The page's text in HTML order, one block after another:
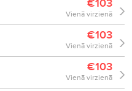
€103
Vienā virzienā
€103
Vienā virzienā
€103
Vienā virzienā